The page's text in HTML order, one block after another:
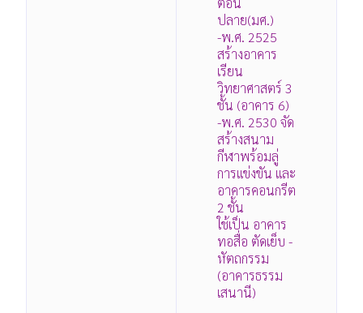
ปลาย(มศ.)
-พ.ศ. 2525
สร้างอาคาร
เรียน
วิทยาศาสตร์ 3
ชั้น (อาคาร 6)
-พ.ศ. 2530 จัด
สร้างสนาม
กีฬาพร้อมลู่
การแข่งขัน และ
อาคารคอนกรีต
2 ชั้น
ใช้เป็น อาคาร
ทอสื่อ ตัดเย็บ -
หัตถกรรม
(อาคารธรรม
เสนานี)